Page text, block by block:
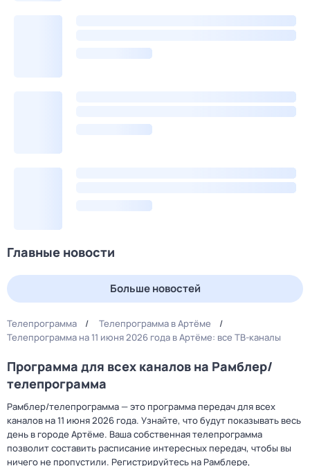
Главные новости
Больше новостей
Телепрограмма
Телепрограмма в Артёме
Телепрограмма на 11 июня 2026 года в Артёме: все ТВ-каналы
Программа для всех каналов на Рамблер/
телепрограмма
Рамблер/телепрограмма — это программа передач для всех
каналов на 11 июня 2026 года. Узнайте, что будут показывать весь
день в городе Артёме. Ваша собственная телепрограмма
позволит составить расписание интересных передач, чтобы вы
ничего не пропустили. Регистрируйтесь на Рамблере,